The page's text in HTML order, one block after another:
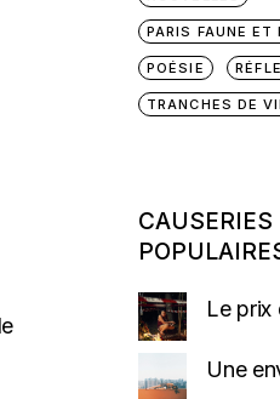
PARIS FAUNE ET
POÉSIE
TRANCHES DE
CAUSERIES
Le prix
Une